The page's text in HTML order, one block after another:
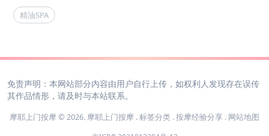
精油SPA
免责声明：本网站部分内容由用户自行上传，如权利人发现存在误传
其作品情形，请及时与本站联系。
摩耶上门按摩 © 2026. 摩耶上门按摩 .标签分类 .按摩经验分享 . 网站地图